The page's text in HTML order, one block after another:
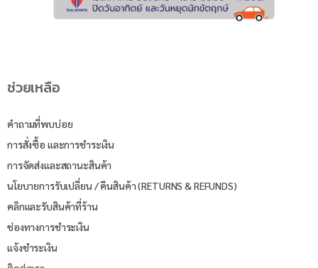
ช่วยเหลือ
คำถามที่พบบ่อย
การสั่งซื้อ และการชำระเงิน
การจัดส่งและสถานะสินค้า
นโยบายการรับเปลี่ยน / คืนสินค้า (RETURNS & REFUNDS)
คลิกและรับสินค้าที่ร้าน
ช่องทางการชำระเงิน
แจ้งชำระเงิน